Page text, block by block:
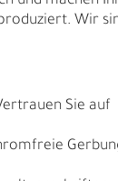
Wir
Sie auf